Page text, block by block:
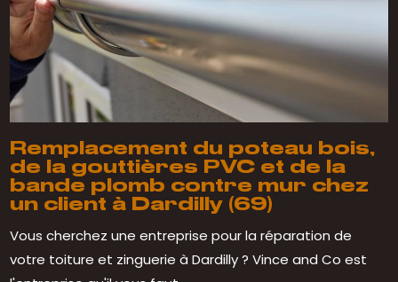
Remplacement du poteau bois,
de la gouttières PVC et de la
bande plomb contre mur chez
un client à Dardilly (69)
Vous cherchez une entreprise pour la réparation de
votre toiture et zinguerie à Dardilly ? Vince and Co est